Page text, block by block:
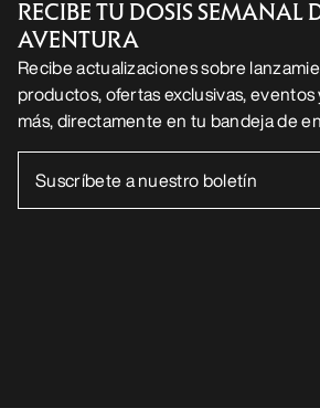
RECIBE TU DOSIS SEMANAL
AVENTURA
Recibe actualizaciones sobre
productos, ofertas exclusivas,
más, directamente en tu bandeja de